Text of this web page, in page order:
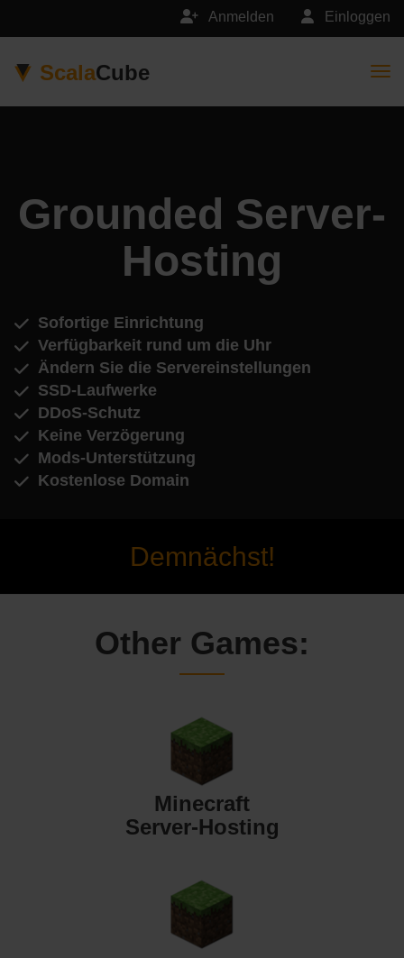
Einloggen
Anmelden
ScalaCube
Grounded Server-
Hosting
Sofortige Einrichtung
Verfügbarkeit rund um die Uhr
Ändern Sie die Servereinstellungen
SSD-Laufwerke
DDoS-Schutz
Keine Verzögerung
Mods-Unterstützung
Kostenlose Domain
Demnächst!
Other Games:
Minecraft
Server-Hosting